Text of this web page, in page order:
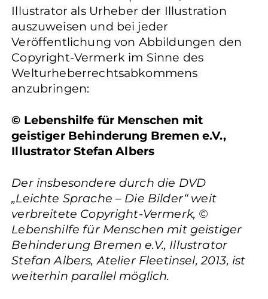
Illustrator als Urheber der Illustration
auszuweisen und bei jeder
Veröffentlichung von Abbildungen den
Copyright-Vermerk im Sinne des
Welturheberrechtsabkommens
anzubringen:
© Lebenshilfe für Menschen mit
geistiger Behinderung Bremen e.V.,
Illustrator Stefan Albers
Der insbesondere durch die DVD
„Leichte Sprache – Die Bilder“ weit
verbreitete Copyright-Vermerk, ©
Lebenshilfe für Menschen mit geistiger
Behinderung Bremen e.V., Illustrator
Stefan Albers, Atelier Fleetinsel, 2013, ist
weiterhin parallel möglich.